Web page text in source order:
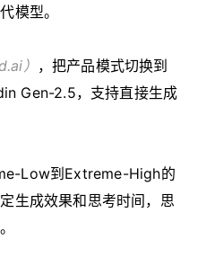
模型。
） ，把产品模式切换到
Gen-2.5，支持直接生成
Low到Extreme-High的
生成效果和思考时间，思